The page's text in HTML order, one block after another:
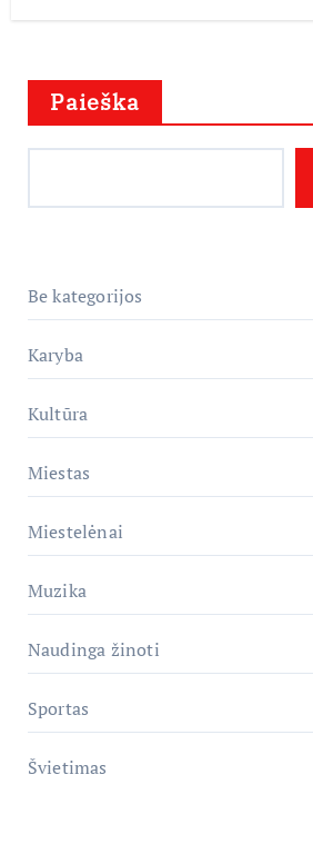
Paieška
Be kategorijos
Karyba
Kultūra
Miestas
Miestelėnai
Muzika
Naudinga žinoti
Sportas
Švietimas